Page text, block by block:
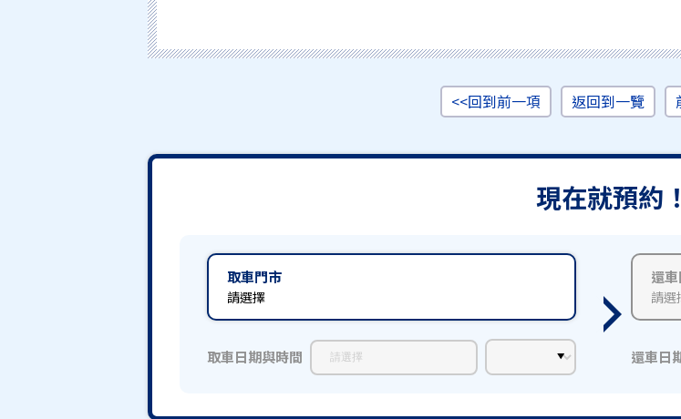
<<回到前一項 返回到一覽
現在就預約！
取車門市
請選擇
還
請選
取車日期與時間 還車日